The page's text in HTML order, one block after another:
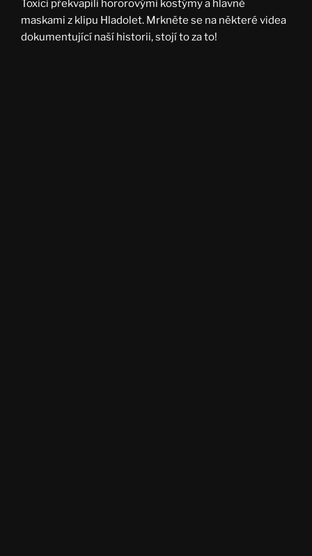
Toxici překvapili hororovými kostýmy a hlavně
maskami z klipu Hladolet. Mrkněte se na některé videa
dokumentující naší historii, stojí to za to!